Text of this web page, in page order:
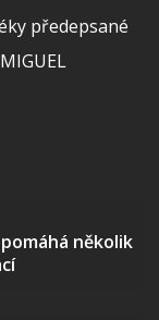
předepsané
pomáhá několik